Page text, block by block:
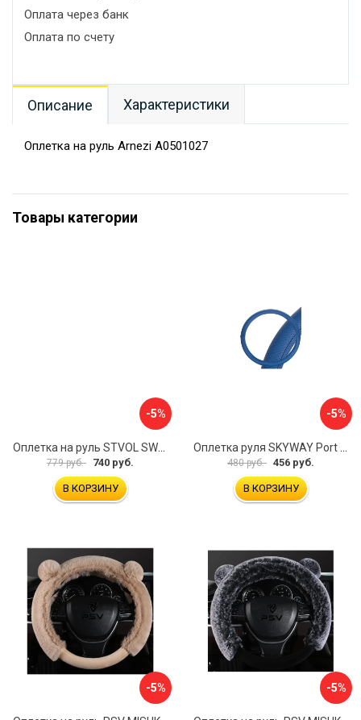
Оплата через банк
Оплата по счету
Описание Характеристики
Оплетка на руль Arnezi A0501027
Товары категории
-5%
779 руб. 740 руб.
В КОРЗИНУ
-5%
480 руб. 456 руб.
В КОРЗИНУ
-5% -5%